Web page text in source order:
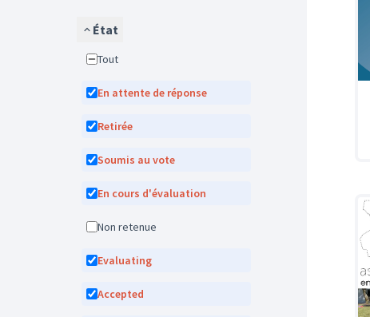
État
Tout
En attente de réponse
Retirée
Soumis au vote
En cours d'évaluation
Non retenue
Evaluating
Accepted